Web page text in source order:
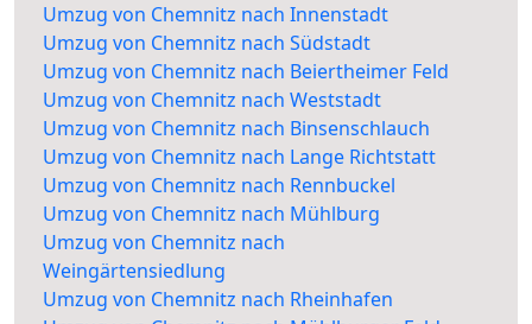
Umzug von Chemnitz nach Innenstadt
Umzug von Chemnitz nach Südstadt
Umzug von Chemnitz nach Beiertheimer Feld
Umzug von Chemnitz nach Weststadt
Umzug von Chemnitz nach Binsenschlauch
Umzug von Chemnitz nach Lange Richtstatt
Umzug von Chemnitz nach Rennbuckel
Umzug von Chemnitz nach Mühlburg
Umzug von Chemnitz nach
Weingärtensiedlung
Umzug von Chemnitz nach Rheinhafen